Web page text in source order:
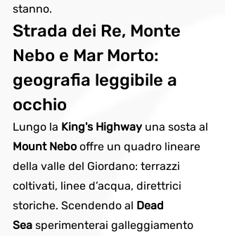
stanno.
Strada dei Re, Monte
Nebo e Mar Morto:
geografia leggibile a
occhio
Lungo la King's Highway una sosta al
Mount Nebo offre un quadro lineare
della valle del Giordano: terrazzi
coltivati, linee d’acqua, direttrici
storiche. Scendendo al Dead
Sea sperimenterai galleggiamento